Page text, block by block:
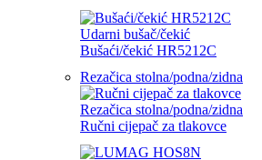
Udarni bušač/čekić
Bušaći/čekić HR5212C
Rezačica stolna/podna/zidna
Rezačica stolna/podna/zidna
Ručni cijepač za tlakovce